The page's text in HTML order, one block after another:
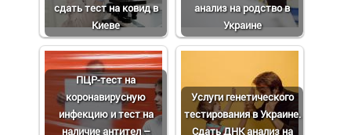
сдать тест на ковид в
Киеве
анализ на родство в
Украине
ПЦР-тест на
коронавирусную
инфекцию и тест на
наличие антител –
Услуги генетического
тестирования в Украине.
Сдать ДНК анализ на